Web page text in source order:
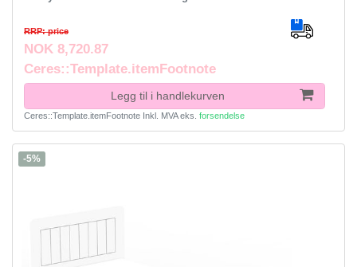
RRP: price
NOK 8,720.87
Ceres::Template.itemFootnote
Legg til i handlekurven
Ceres::Template.itemFootnote Inkl. MVAeks. forsendelse
-5%